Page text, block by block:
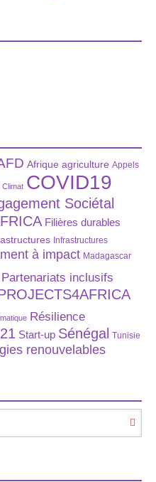
Afrique agriculture Appels
Climat COVID19
Sociétal
Filières durables
Infrastructures
à impact Madagascar
Partenariats inclusifs
Résilience
Start-up Sénégal Tunisie
renouvelables